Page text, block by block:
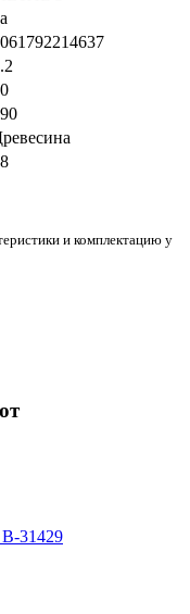
и комплектацию у
31429